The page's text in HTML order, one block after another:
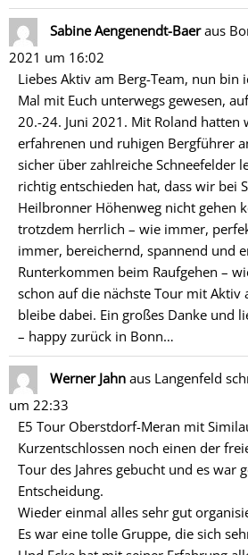
Sabine Aengenendt-Baeraus
2021 um 16:02
Liebes Aktiv am Berg-Team, nun bin
Mal mit Euch unterwegs gewesen,
20.-24. Juni 2021. Mit Roland hatten
erfahrenen und ruhigen Bergführer
sicher über zahlreiche Schneefelder
richtig entschieden hat, dass wir bei
Heilbronner Höhenweg nicht gehen
trotzdem herrlich – wie immer,
immer, bereichernd, spannend und
Runterkommen beim Raufgehen –
schon auf die nächste Tour mit Aktiv
bleibe dabei. Ein großes Danke und
– happy zurück in Bonn…
Werner Jahn aus Langenfeld
um 22:33
E5 Tour Oberstdorf-Meran mit
Kurzentschlossen noch einen der
Tour des Jahres gebucht und es war
Entscheidung.
Wieder einmal alles sehr gut
Es war eine tolle Gruppe, die sich